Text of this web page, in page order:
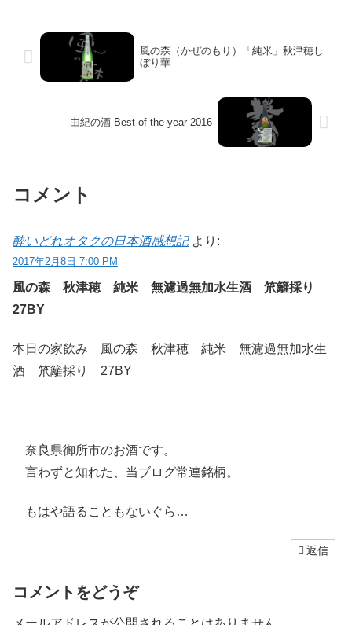
風の森（かぜのもり）「純米」秋津穂し
ぼり華
由紀の酒 Best of the year 2016
コメント
酔いどれオタクの日本酒感想記 より:
2017年2月8日 7:00 PM
風の森 秋津穂 純米 無濾過無加水生酒 笊籬採り
27BY
本日の家飲み 風の森 秋津穂 純米 無濾過無加水生
酒 笊籬採り 27BY
奈良県御所市のお酒です。
言わずと知れた、当ブログ常連銘柄。
もはや語ることもないぐら…
返信
コメントをどうぞ